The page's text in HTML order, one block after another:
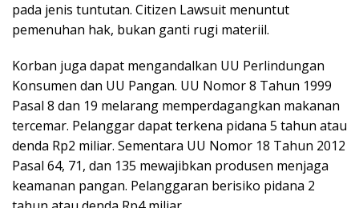
pada jenis tuntutan. Citizen Lawsuit menuntut
pemenuhan hak, bukan ganti rugi materiil.
Korban juga dapat mengandalkan UU Perlindungan
Konsumen dan UU Pangan. UU Nomor 8 Tahun 1999
Pasal 8 dan 19 melarang memperdagangkan makanan
tercemar. Pelanggar dapat terkena pidana 5 tahun atau
denda Rp2 miliar. Sementara UU Nomor 18 Tahun 2012
Pasal 64, 71, dan 135 mewajibkan produsen menjaga
keamanan pangan. Pelanggaran berisiko pidana 2